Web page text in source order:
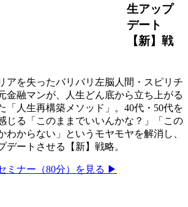
生アップ
デート
【新】戦
アを失ったバリバリ左脳人間・スピリチ
金融マンが、人生どん底から立ち上がる
「人生再構築メソッド」。40代・50代を
じる「このままでいいんかな？」「この
わからない」というモヤモヤを解消し、
デートさせる【新】戦略。
ミナー（80分）を見る ▶